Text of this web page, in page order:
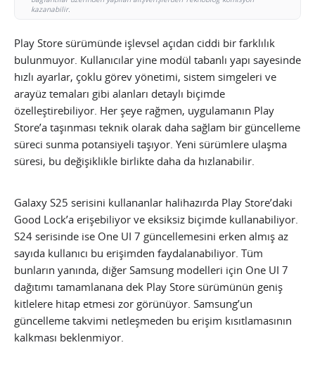
kazanabilir.
Play Store sürümünde işlevsel açıdan ciddi bir farklılık
bulunmuyor. Kullanıcılar yine modül tabanlı yapı sayesinde
hızlı ayarlar, çoklu görev yönetimi, sistem simgeleri ve
arayüz temaları gibi alanları detaylı biçimde
özelleştirebiliyor. Her şeye rağmen, uygulamanın Play
Store’a taşınması teknik olarak daha sağlam bir güncelleme
süreci sunma potansiyeli taşıyor. Yeni sürümlere ulaşma
süresi, bu değişiklikle birlikte daha da hızlanabilir.
Galaxy S25 serisini kullananlar halihazırda Play Store’daki
Good Lock’a erişebiliyor ve eksiksiz biçimde kullanabiliyor.
S24 serisinde ise One UI 7 güncellemesini erken almış az
sayıda kullanıcı bu erişimden faydalanabiliyor. Tüm
bunların yanında, diğer Samsung modelleri için One UI 7
dağıtımı tamamlanana dek Play Store sürümünün geniş
kitlelere hitap etmesi zor görünüyor. Samsung’un
güncelleme takvimi netleşmeden bu erişim kısıtlamasının
kalkması beklenmiyor.